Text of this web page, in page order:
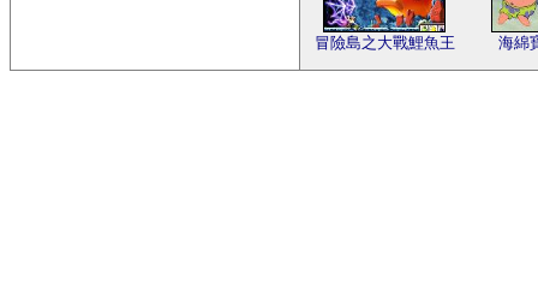
冒險島之大戰鯉魚王 海綿